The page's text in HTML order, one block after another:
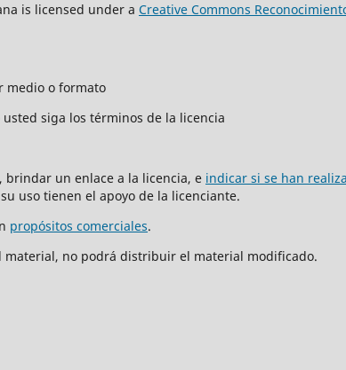
is licensed under a Creative Commons
medio o formato
siga los términos de la licencia
, brindar un enlace a la licencia, e indicar si se han
uso tienen el apoyo de la licenciante.
propósitos comerciales.
material, no podrá distribuir el material modificado.